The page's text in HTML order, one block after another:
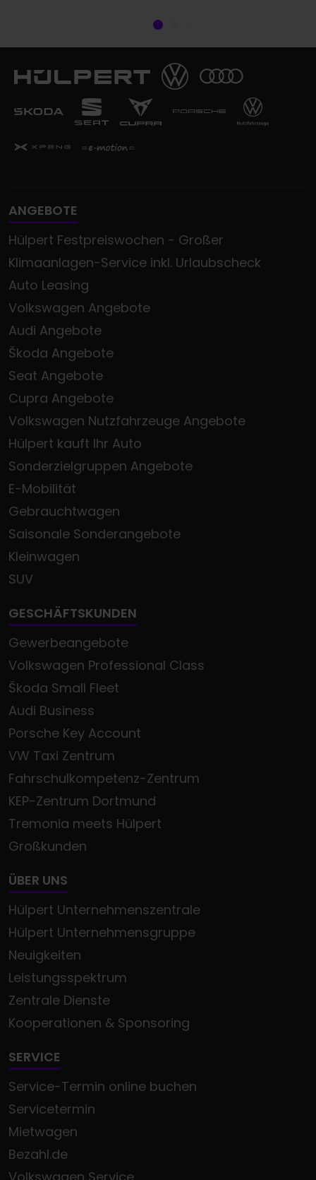
ANGEBOTE
Hülpert Festpreiswochen - Großer
Klimaanlagen-Service inkl. Urlaubscheck
Auto Leasing
Volkswagen Angebote
Audi Angebote
Škoda Angebote
Seat Angebote
Cupra Angebote
Volkswagen Nutzfahrzeuge Angebote
Hülpert kauft Ihr Auto
Sonderzielgruppen Angebote
E-Mobilität
Gebrauchtwagen
Saisonale Sonderangebote
Kleinwagen
SUV
GESCHÄFTSKUNDEN
Gewerbeangebote
Volkswagen Professional Class
Škoda Small Fleet
Audi Business
Porsche Key Account
VW Taxi Zentrum
Fahrschulkompetenz-Zentrum
KEP-Zentrum Dortmund
Tremonia meets Hülpert
Großkunden
ÜBER UNS
Hülpert Unternehmenszentrale
Hülpert Unternehmensgruppe
Neuigkeiten
Leistungsspektrum
Zentrale Dienste
Kooperationen & Sponsoring
SERVICE
Service-Termin online buchen
Servicetermin
Mietwagen
Bezahl.de